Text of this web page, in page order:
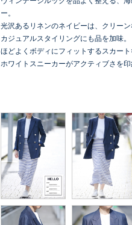
ー。
光沢あるリネンのネイビーは、クリーン
カジュアルスタイリングにも品を加味。
ほどよくボディにフィットするスカート
ホワイトスニーカーがアクティブさを印